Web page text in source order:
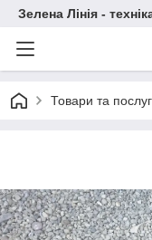
Зелена Лінія -
Товари та